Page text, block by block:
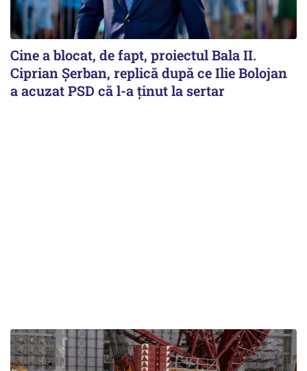
Cine a blocat, de fapt, proiectul Bala II.
Ciprian Șerban, replică după ce Ilie Bolojan
a acuzat PSD că l-a ținut la sertar